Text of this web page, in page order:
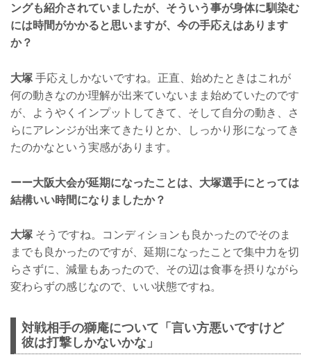
ングも紹介されていましたが、そういう事が身体に馴染む
には時間がかかると思いますが、今の手応えはあります
か？
大塚 手応えしかないですね。正直、始めたときはこれが
何の動きなのか理解が出来ていないまま始めていたのです
が、ようやくインプットしてきて、そして自分の動き、さ
らにアレンジが出来てきたりとか、しっかり形になってき
たのかなという実感があります。
ーー大阪大会が延期になったことは、大塚選手にとっては
結構いい時間になりましたか？
大塚 そうですね。コンディションも良かったのでそのま
までも良かったのですが、延期になったことで集中力を切
らさずに、減量もあったので、その辺は食事を摂りながら
変わらずの感じなので、いい状態ですね。
対戦相手の獅庵について「言い方悪いですけど
彼は打撃しかないかな」